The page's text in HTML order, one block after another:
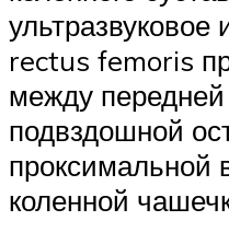
ультразвуковое
rectus femoris
между
подвздошной
проксимальной
коленной